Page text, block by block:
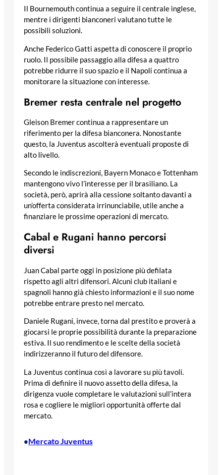
Il Bournemouth continua a seguire il centrale inglese,
mentre i dirigenti bianconeri valutano tutte le
possibili soluzioni.
Anche Federico Gatti aspetta di conoscere il proprio
ruolo. Il possibile passaggio alla difesa a quattro
potrebbe ridurre il suo spazio e il Napoli continua a
monitorare la situazione con interesse.
Bremer resta centrale nel progetto
Gleison Bremer continua a rappresentare un
riferimento per la difesa bianconera. Nonostante
questo, la Juventus ascolterà eventuali proposte di
alto livello.
Secondo le indiscrezioni, Bayern Monaco e Tottenham
mantengono vivo l’interesse per il brasiliano. La
società, però, aprirà alla cessione soltanto davanti a
un’offerta considerata irrinunciabile, utile anche a
finanziare le prossime operazioni di mercato.
Cabal e Rugani hanno percorsi
diversi
Juan Cabal parte oggi in posizione più defilata
rispetto agli altri difensori. Alcuni club italiani e
spagnoli hanno già chiesto informazioni e il suo nome
potrebbe entrare presto nel mercato.
Daniele Rugani, invece, torna dal prestito e proverà a
giocarsi le proprie possibilità durante la preparazione
estiva. Il suo rendimento e le scelte della società
indirizzeranno il futuro del difensore.
La Juventus continua così a lavorare su più tavoli.
Prima di definire il nuovo assetto della difesa, la
dirigenza vuole completare le valutazioni sull’intera
rosa e cogliere le migliori opportunità offerte dal
mercato.
•Mercato Juventus